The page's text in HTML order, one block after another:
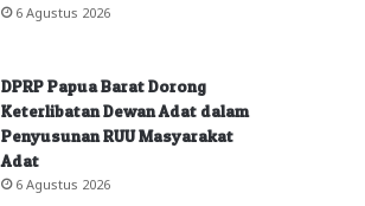
6 Agustus 2026
DPRP Papua Barat Dorong
Keterlibatan Dewan Adat dalam
Penyusunan RUU Masyarakat
Adat
6 Agustus 2026